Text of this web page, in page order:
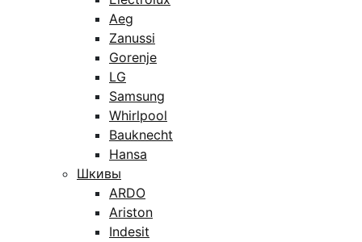
Aeg
Zanussi
Gorenje
LG
Samsung
Whirlpool
Bauknecht
Hansa
Шкивы
ARDO
Ariston
Indesit